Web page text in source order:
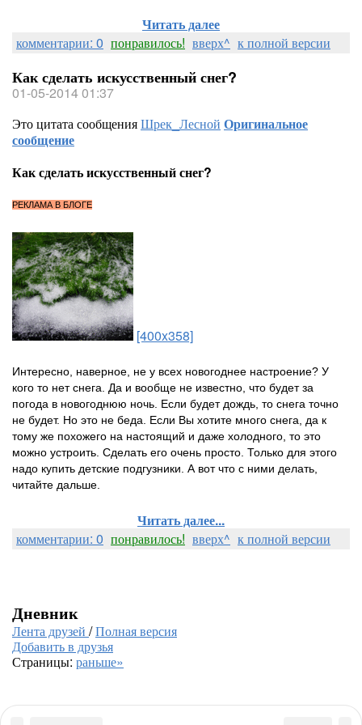
Читать далее
комментарии: 0 понравилось! вверх^ к полной версии
Как сделать искусственный снег?
01-05-2014 01:37
Это цитата сообщенияШрек_Лесной Оригинальное
сообщение
Как сделать искусственный снег?
РЕКЛАМА В БЛОГЕ
[400x358]
Интересно, наверное, не у всех новогоднее настроение? У
кого то нет снега. Да и вообще не известно, что будет за
погода в новогоднюю ночь. Если будет дождь, то снега точно
не будет. Но это не беда. Если Вы хотите много снега, да к
тому же похожего на настоящий и даже холодного, то это
можно устроить. Сделать его очень просто. Только для этого
надо купить детские подгузники. А вот что с ними делать,
читайте дальше.
Читать далее...
комментарии: 0 понравилось! вверх^ к полной версии
Дневник
Лента друзей /Полная версия
Добавить в друзья
Страницы: раньше»